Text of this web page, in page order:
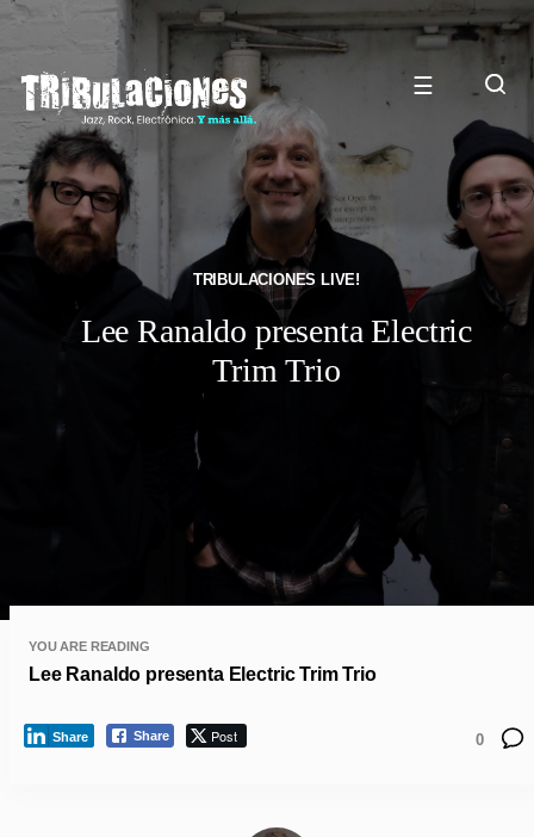
☰
TRIBULACIONES LIVE!
Lee Ranaldo presenta Electric
Trim Trio
YOU ARE READING
Lee Ranaldo presenta Electric Trim Trio
Share Post
Share 0